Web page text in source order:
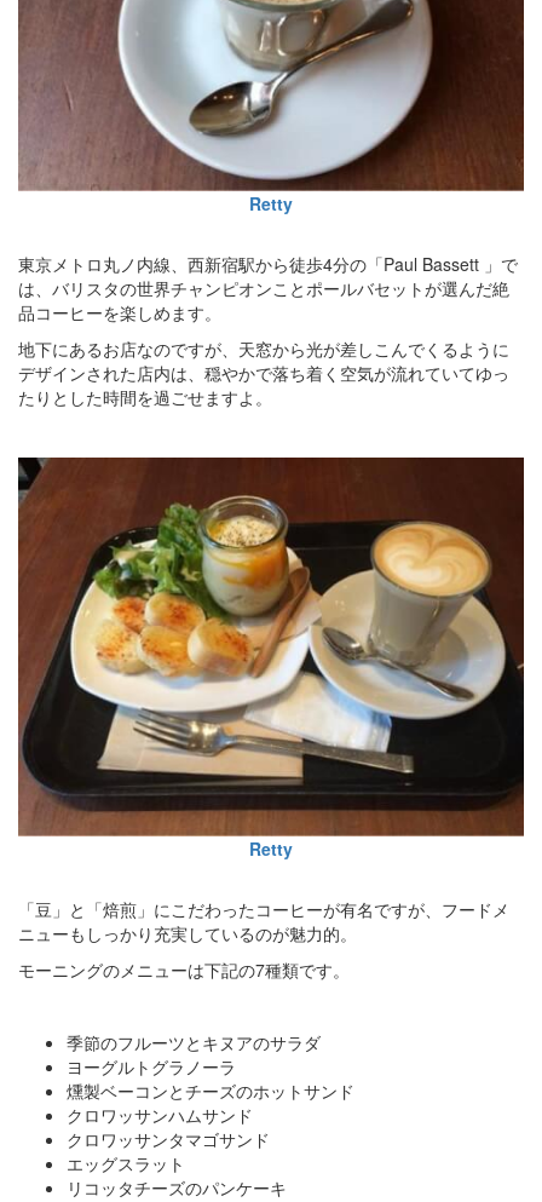
Retty
東京メトロ丸ノ内線、西新宿駅から徒歩4分の「Paul Bassett 」で
は、バリスタの世界チャンピオンことポールバセットが選んだ絶
品コーヒーを楽しめます。
地下にあるお店なのですが、天窓から光が差しこんでくるように
デザインされた店内は、穏やかで落ち着く空気が流れていてゆっ
たりとした時間を過ごせますよ。
Retty
「豆」と「焙煎」にこだわったコーヒーが有名ですが、フードメ
ニューもしっかり充実しているのが魅力的。
モーニングのメニューは下記の7種類です。
季節のフルーツとキヌアのサラダ
ヨーグルトグラノーラ
燻製ベーコンとチーズのホットサンド
クロワッサンハムサンド
クロワッサンタマゴサンド
エッグスラット
リコッタチーズのパンケーキ